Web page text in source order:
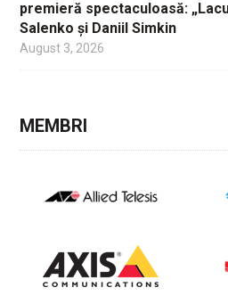
premieră spectaculoasă:
Salenko și Daniil Simkin
August 3, 2026
MEMBRI